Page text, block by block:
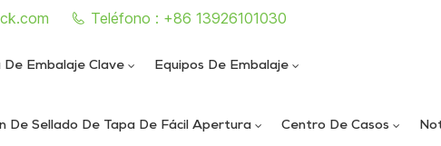
Teléfono : +86 13926101030
De Embalaje Clave Equipos De Embalaje
De Sellado De Tapa De Fácil Apertura Centro De Casos